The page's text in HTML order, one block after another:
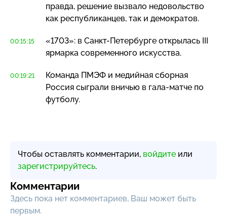
правда, решение вызвало недовольство
как республиканцев, так и демократов.
00:15:15 «1703»: в Санкт-Петербурге открылась III
ярмарка современного искусства.
00:19:21
Команда ПМЭФ и медийная сборная
Россия сыграли вничью в гала-матче по
футболу.
Чтобы оставлять комментарии, войдите или
зарегистрируйтесь.
Комментарии
Здесь пока нет комментариев, Ваш может быть
первым.